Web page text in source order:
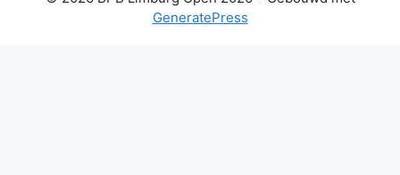
GeneratePress